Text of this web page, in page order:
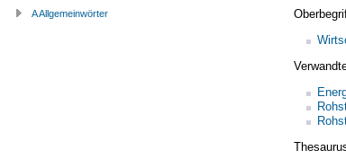
A Allgemeinwörter